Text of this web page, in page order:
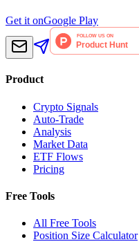
Get it onGoogle Play
Product
Crypto Signals
Auto-Trade
Analysis
Market Data
ETF Flows
Pricing
Free Tools
All Free Tools
Position Size Calculator